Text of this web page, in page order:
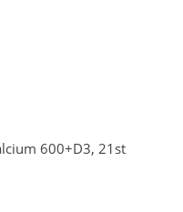
600+D3, 21st